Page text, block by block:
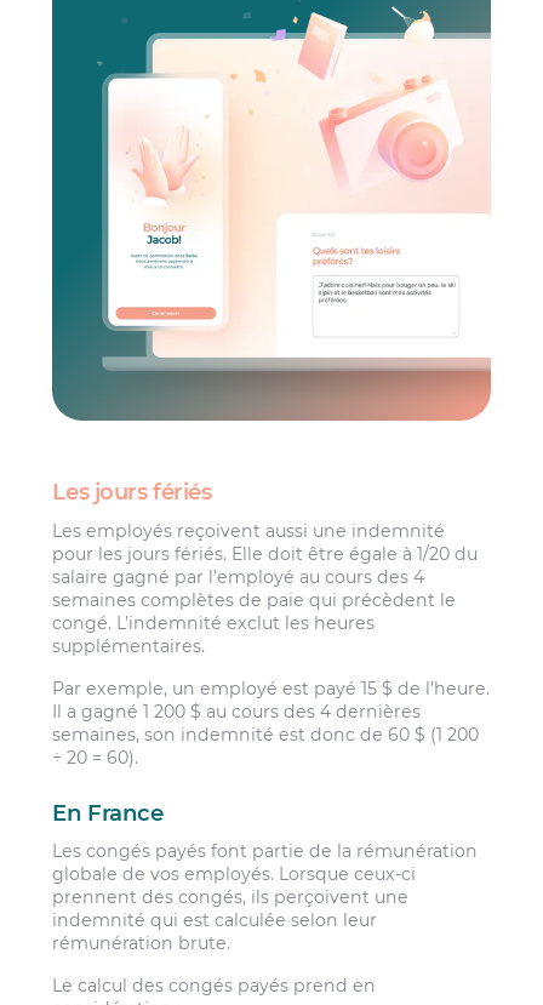
Les jours fériés
Les employés reçoivent aussi une indemnité
pour les jours fériés. Elle doit être égale à 1/20 du
salaire gagné par l’employé au cours des 4
semaines complètes de paie qui précèdent le
congé. L’indemnité exclut les heures
supplémentaires.
Par exemple, un employé est payé 15 $ de l’heure.
Il a gagné 1 200 $ au cours des 4 dernières
semaines, son indemnité est donc de 60 $ (1 200
÷ 20 = 60).
En France
Les congés payés font partie de la rémunération
globale de vos employés. Lorsque ceux-ci
prennent des congés, ils perçoivent une
indemnité qui est calculée selon leur
rémunération brute.
Le calcul des congés payés prend en